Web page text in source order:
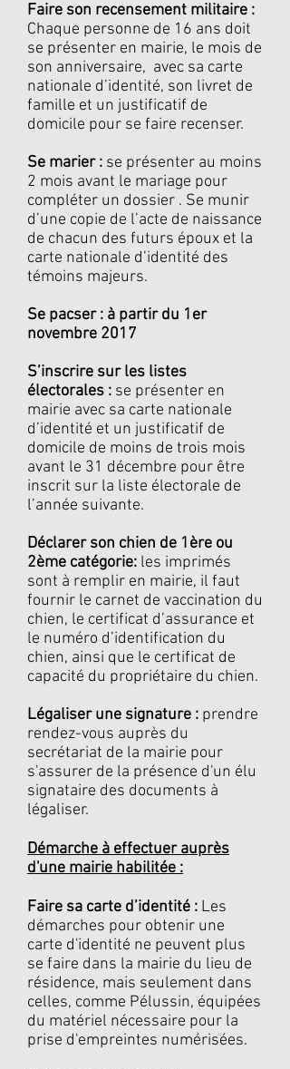
Faire son recensement militaire :
Chaque personne de 16 ans doit
se présenter en mairie, le mois de
son anniversaire, avec sa carte
nationale d’identité, son livret de
famille et un justificatif de
domicile pour se faire recenser.
Se marier : se présenter au moins
2 mois avant le mariage pour
compléter un dossier . Se munir
d’une copie de l’acte de naissance
de chacun des futurs époux et la
carte nationale d’identité des
témoins majeurs.
Se pacser : à partir du 1er
novembre 2017
S’inscrire sur les listes
électorales : se présenter en
mairie avec sa carte nationale
d’identité et un justificatif de
domicile de moins de trois mois
avant le 31 décembre pour être
inscrit sur la liste électorale de
l’année suivante.
Déclarer son chien de 1ère ou
2ème catégorie: les imprimés
sont à remplir en mairie, il faut
fournir le carnet de vaccination du
chien, le certificat d’assurance et
le numéro d’identification du
chien, ainsi que le certificat de
capacité du propriétaire du chien.
Légaliser une signature : prendre
rendez-vous auprès du
secrétariat de la mairie pour
s'assurer de la présence d'un élu
signataire des documents à
légaliser.
Démarche à effectuer auprès
d'une mairie habilitée :
Faire sa carte d’identité : Les
démarches pour obtenir une
carte d'identité ne peuvent plus
se faire dans la mairie du lieu de
résidence, mais seulement dans
celles, comme Pélussin, équipées
du matériel nécessaire pour la
prise d'empreintes numérisées.